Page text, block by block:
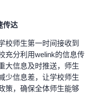
传达
校师生第一时间接收到
充分利用welink的信息传
大信息及时推送，师生
少信息差，让学校师生
策，确保全体师生能够